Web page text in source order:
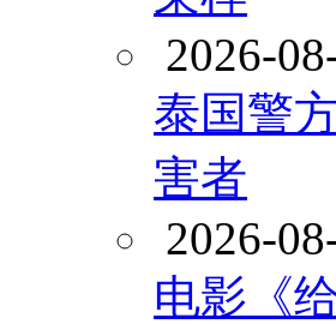
2026-
泰国警
害者
2026-
电影《